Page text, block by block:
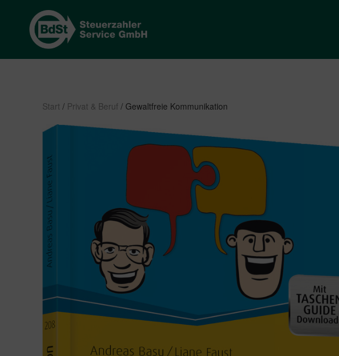
Start / Privat & Beruf / Gewaltfreie Kommunikation